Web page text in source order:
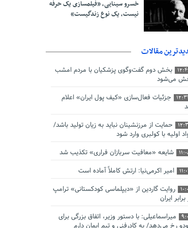
خسرو سینایی، «فیلمسازی یک حرفه
نیست، یک نوع زندگیست»
مقالات
بخش دوم گفت‌وگوی پزشکیان با مردم امشب
می‌شود
جزئیات فعال‌سازی «کیف پول ایران» اعلام
حمایت از مرزنشینان نباید به زیان تولید باشد/
اولیه با کولبری وارد شود
شایعه «معافیت سربازان فراری» تکذیب شد
امیر اکرمی‌نیا: ارتش کاملاً آماده است
روایت گاردین از «دیپلماسی کودکستانی» ترامپ
ایران
میراسماعیلی: با دستور وزیر، اتفاق بزرگی برای